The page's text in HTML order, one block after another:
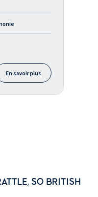
En savoir plus
SO BRITISH